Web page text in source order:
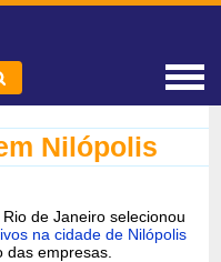
Nilópolis
de Janeiro selecionou
na cidade de Nilópolis
empresas.